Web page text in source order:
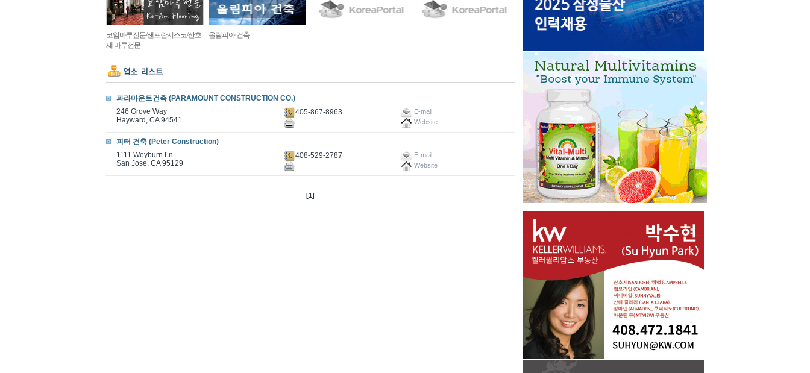
코암마루전문/샌프란시스코/산호
세 마루전문
올림피아 건축
파라마운트건축 (PARAMOUNT CONSTRUCTION CO.)
246 Grove Way
Hayward, CA 94541
405-867-8963
E-mail
Website
피터 건축 (Peter Construction)
1111 Weyburn Ln
San Jose, CA 95129
408-529-2787
E-mail
Website
[1]